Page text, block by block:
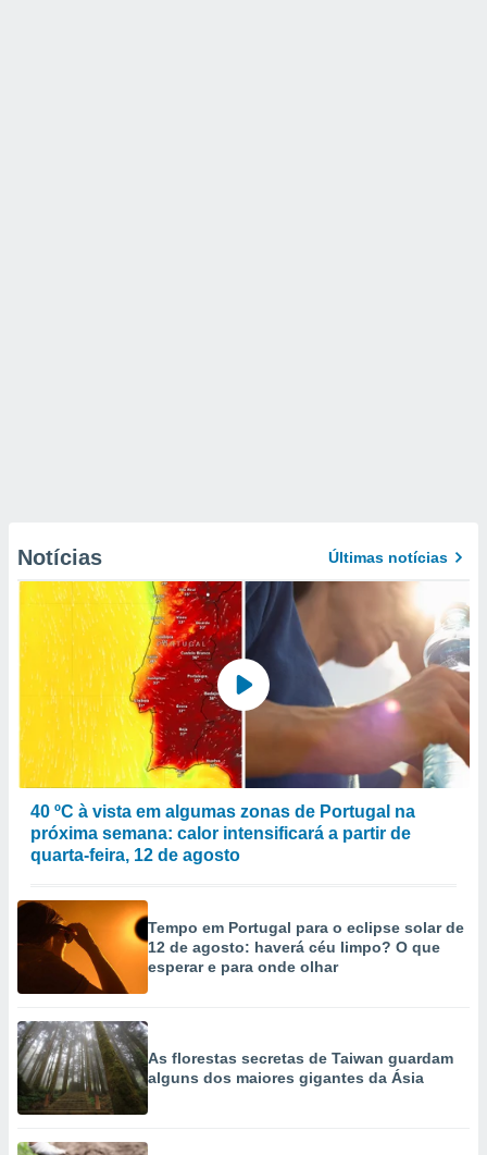
Notícias Últimas notícias
40 ºC à vista em algumas zonas de Portugal na
próxima semana: calor intensificará a partir de
quarta-feira, 12 de agosto
Tempo em Portugal para o eclipse solar de
12 de agosto: haverá céu limpo? O que
esperar e para onde olhar
As florestas secretas de Taiwan guardam
alguns dos maiores gigantes da Ásia